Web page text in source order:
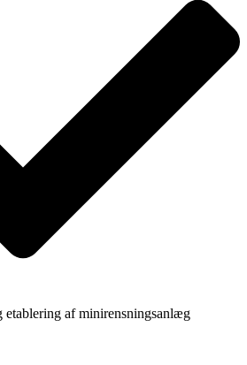
etablering af minirensningsanlæg